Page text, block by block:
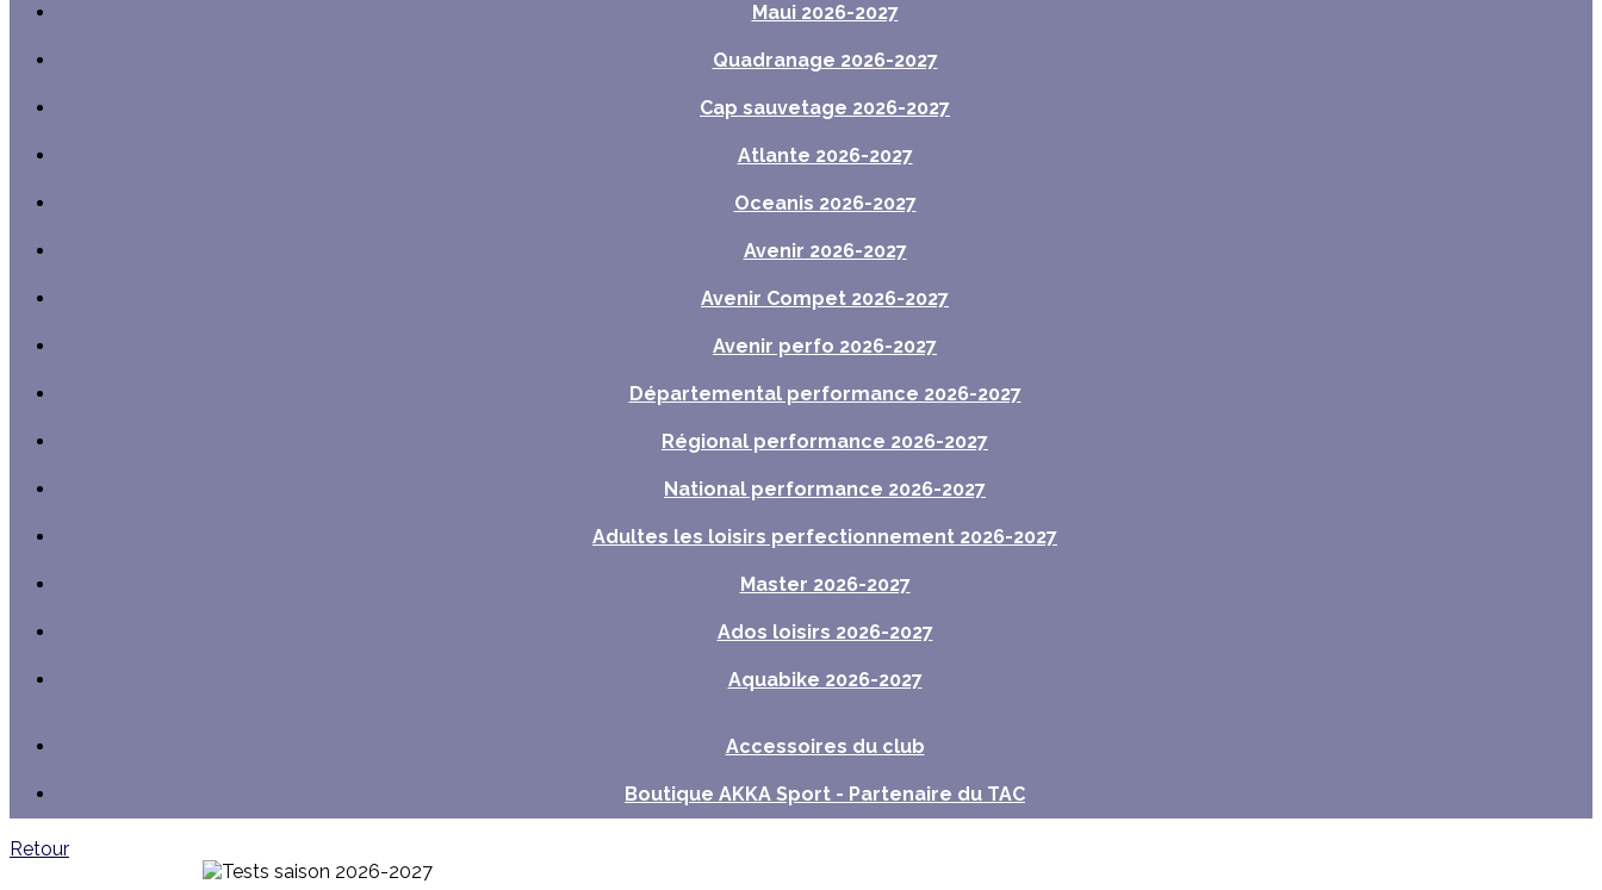
Maui 2026-2027
Quadranage 2026-2027
Cap sauvetage 2026-2027
Atlante 2026-2027
Oceanis 2026-2027
Avenir 2026-2027
Avenir Compet 2026-2027
Avenir perfo 2026-2027
Départemental performance 2026-2027
Régional performance 2026-2027
National performance 2026-2027
Adultes les loisirs perfectionnement 2026-2027
Master 2026-2027
Ados loisirs 2026-2027
Aquabike 2026-2027
Accessoires du club
Boutique AKKA Sport - Partenaire du TAC
Retour